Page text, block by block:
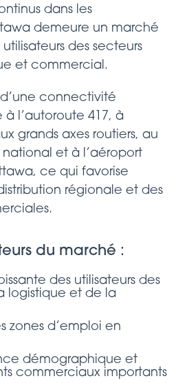
dans les
demeure un marché
des secteurs
et commercial.
connectivité
l’autoroute 417, à
grands axes routiers, au
et à l’aéroport
ce qui favorise
régionale et des
du marché :
des utilisateurs des
logistique et de la
zones d’emploi en
démographique et
commerciaux importants